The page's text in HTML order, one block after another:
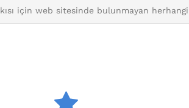
için web sitesinde bulunmayan